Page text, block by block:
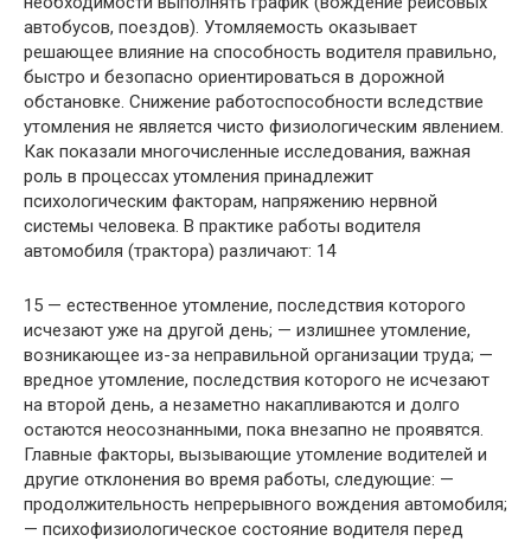
автобусов, поездов). Утомляемость оказывает
решающее влияние на способность водителя правильно,
быстро и безопасно ориентироваться в дорожной
обстановке. Снижение работоспособности вследствие
утомления не является чисто физиологическим явлением.
Как показали многочисленные исследования, важная
роль в процессах утомления принадлежит
психологическим факторам, напряжению нервной
системы человека. В практике работы водителя
автомобиля (трактора) различают: 14
15 — естественное утомление, последствия которого
исчезают уже на другой день; — излишнее утомление,
возникающее из-за неправильной организации труда; —
вредное утомление, последствия которого не исчезают
на второй день, а незаметно накапливаются и долго
остаются неосознанными, пока внезапно не проявятся.
Главные факторы, вызывающие утомление водителей и
другие отклонения во время работы, следующие: —
продолжительность непрерывного вождения автомобиля;
— психофизиологическое состояние водителя перед